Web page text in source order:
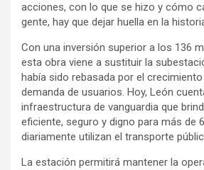
acciones, con lo que se hizo y cómo
gente, hay que dejar huella en la
Con una inversión superior a los 136
esta obra viene a sustituir la
había sido rebasada por el
demanda de usuarios. Hoy, León
infraestructura de vanguardia que
eficiente, seguro y digno para más de
diariamente utilizan el transporte
La estación permitirá mantener la